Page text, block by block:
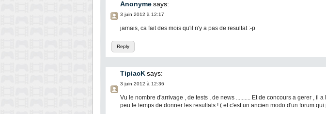
Anonymesays:
3 juin 2012 à 12:17
Reply
jamais, ca fait des mois qu'il n'y a pas de resultat :-p
TipiacKsays:
3 juin 2012 à 12:36
Vu le nombre d'arrivage , de tests , de news .......... Et de concours a gerer , il
peu le temps de donner les resultats ! ( et c'est un ancien modo d'un forum qui